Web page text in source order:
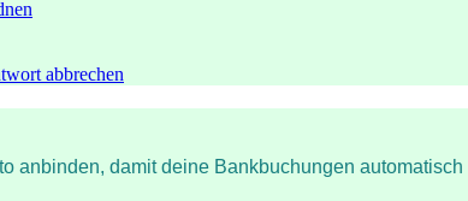
abbrechen
anbinden, damit deine Bankbuchungen